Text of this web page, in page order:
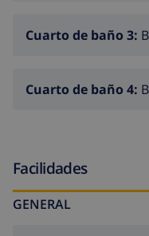
la posibilidad de
Cuarto de baño 3:
Cuarto de baño 4:
Facilidades
GENERAL